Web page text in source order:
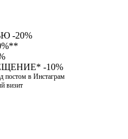
-20%
-10%
постом в Инстаграм
визит